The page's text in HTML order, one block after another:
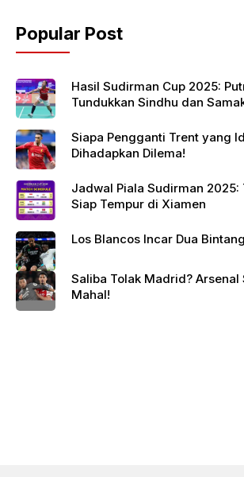
Popular Post
Hasil Sudirman Cup 2025:
Tundukkan Sindhu dan
Siapa Pengganti Trent yang
Dihadapkan Dilema!
Jadwal Piala Sudirman 2025:
Siap Tempur di Xiamen
Los Blancos Incar Dua
Saliba Tolak Madrid? Arsenal
Mahal!